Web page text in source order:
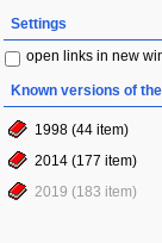
Settings
open links in new
Known versions of
1998 (44 item)
2014 (177 item)
2019 (183 item)